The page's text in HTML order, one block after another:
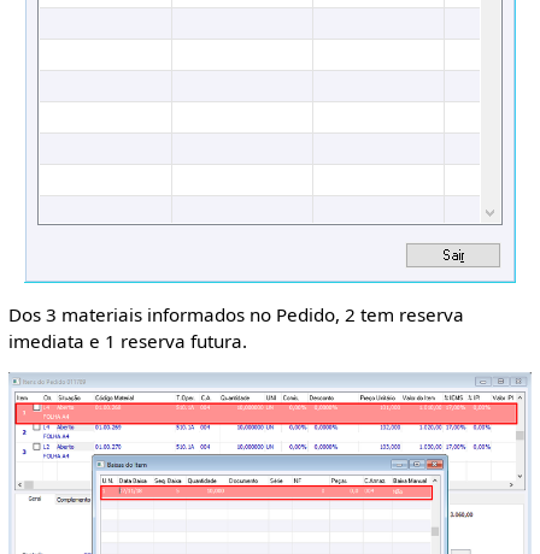
Dos 3 materiais informados no Pedido, 2 tem reserva
imediata e 1 reserva futura.